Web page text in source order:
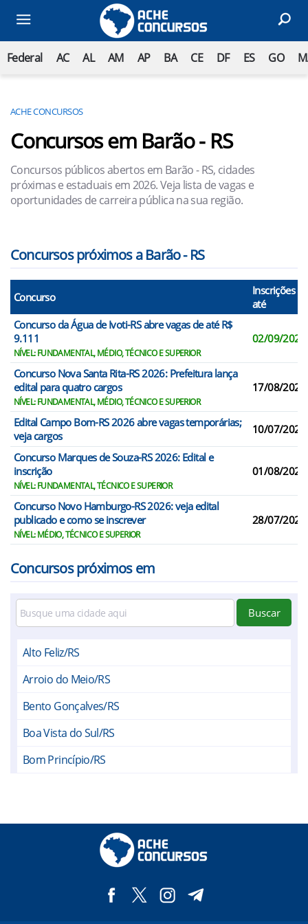
Federal AC AL AM AP BA CE DF ES GO
ACHE CONCURSOS
Concursos em Barão - RS
Concursos públicos abertos em Barão - RS, cidades
próximas e estaduais em 2026. Veja lista de vagas e
oportunidades de carreira pública na sua região.
Concursos próximos a Barão - RS
Concurso
Inscrições
até
Concurso da Água de Ivoti-RS abre vagas de até R$
9.111
NÍVEL: FUNDAMENTAL, MÉDIO, TÉCNICO E SUPERIOR
02/09/2026
Concurso Nova Santa Rita-RS 2026: Prefeitura lança
edital para quatro cargos
NÍVEL: FUNDAMENTAL, MÉDIO, TÉCNICO E SUPERIOR
17/08/2026
Edital Campo Bom-RS 2026 abre vagas temporárias;
veja cargos
10/07/2026
Concurso Marques de Souza-RS 2026: Edital e
inscrição
NÍVEL: FUNDAMENTAL, TÉCNICO E SUPERIOR
01/08/2026
Concurso Novo Hamburgo-RS 2026: veja edital
publicado e como se inscrever
NÍVEL: MÉDIO, TÉCNICO E SUPERIOR
28/07/2026
Concursos próximos em
Buscar
Alto Feliz/RS
Arroio do Meio/RS
Bento Gonçalves/RS
Boa Vista do Sul/RS
Bom Princípio/RS
Capela de Santana/RS